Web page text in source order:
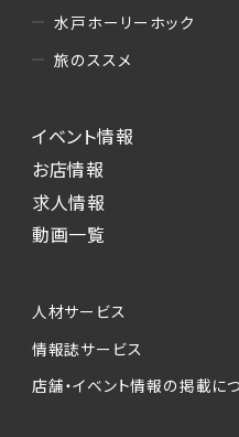
水戸ホーリーホック
旅のススメ
イベント情報
お店情報
求人情報
動画一覧
人材サービス
情報誌サービス
店舗・イベント情報の掲載に